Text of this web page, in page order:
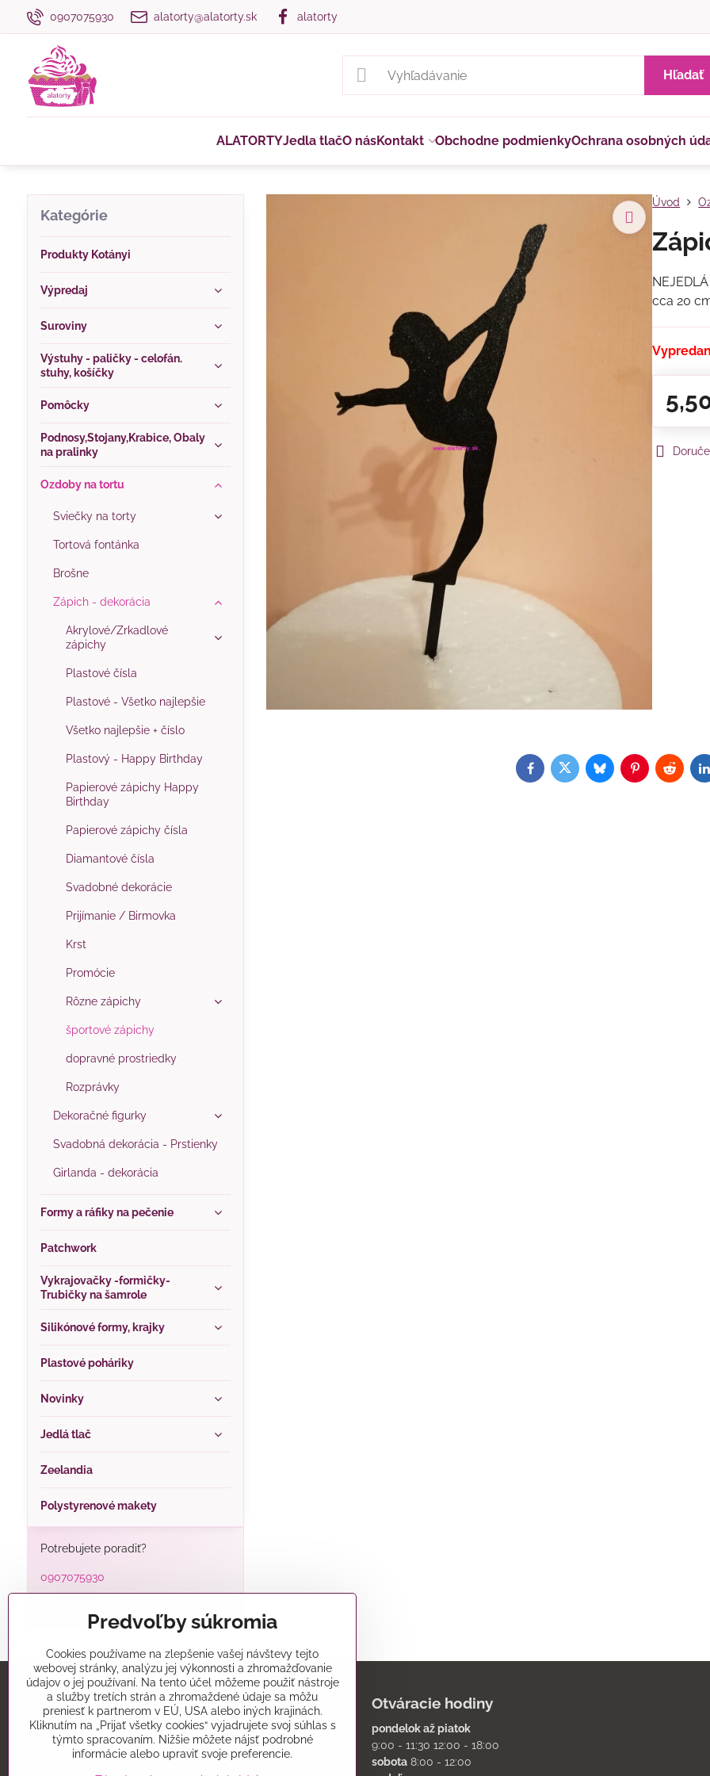
0907075930 alatorty@alatorty.sk alatorty
Hľadať
ALATORTYJedla tlačO násKontakt Obchodne podmienkyOchrana osobných
Úvod
cca 20
Facebook
TwitterBlueskyPinterestReddit
Kategórie
Produkty Kotányi
Výpredaj
Suroviny
Výstuhy - paličky - celofán.
stuhy, košíčky
Pomôcky
Podnosy,Stojany,Krabice, Obaly
na pralinky
Ozdoby na tortu
Sviečky na torty
Tortová fontánka
Brošne
Zápich - dekorácia
Akrylové/Zrkadlové
zápichy
Plastové čísla
Plastové - Všetko najlepšie
Všetko najlepšie + číslo
Plastový - Happy Birthday
Papierové zápichy Happy
Birthday
Papierové zápichy čísla
Diamantové čísla
Svadobné dekorácie
Prijímanie / Birmovka
Krst
Promócie
Rôzne zápichy
športové zápichy
dopravné prostriedky
Rozprávky
Dekoračné figurky
Svadobná dekorácia - Prstienky
Girlanda - dekorácia
Formy a ráfiky na pečenie
Patchwork
Vykrajovačky -formičky-
Trubičky na šamrole
Silikónové formy, krajky
Plastové poháriky
Novinky
Jedlá tlač
Zeelandia
Polystyrenové makety
Potrebujete poradiť?
0907075930
Predajňa
Alatorty
Mikovíniho 15
Otváracie hodiny
pondelok až piatok
9:00 - 11:30 12:00 - 18:00
sobota8:00 - 12:00
Predvoľby súkromia
Cookies používame na zlepšenie vašej návštevy tejto
webovej stránky, analýzu jej výkonnosti a zhromažďovanie
údajov o jej používaní. Na tento účel môžeme použiť nástroje
a služby tretích strán a zhromaždené údaje sa môžu
preniesť k partnerom v EÚ, USA alebo iných krajinách.
Kliknutím na „Prijať všetky cookies“ vyjadrujete svoj súhlas s
týmto spracovaním. Nižšie môžete nájsť podrobné
informácie alebo upraviť svoje preferencie.